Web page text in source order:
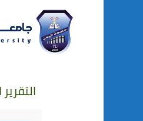
التقرير